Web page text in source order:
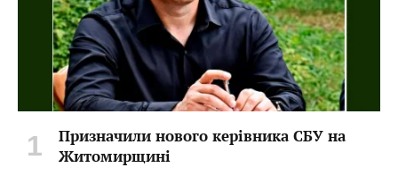
Призначили нового керівника СБУ на
Житомирщині